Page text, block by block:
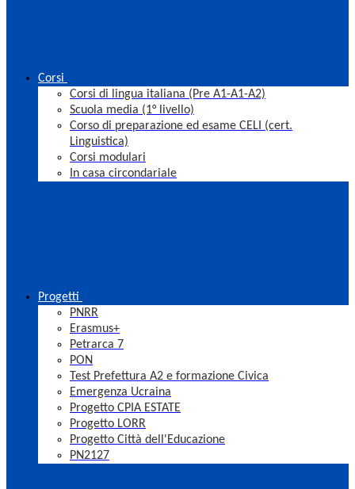
Corsi
Corsi di lingua italiana (Pre A1-A1-A2)
Scuola media (1° livello)
Corso di preparazione ed esame CELI (cert.
Linguistica)
Corsi modulari
In casa circondariale
Progetti
PNRR
Erasmus+
Petrarca 7
PON
Test Prefettura A2 e formazione Civica
Emergenza Ucraina
Progetto CPIA ESTATE
Progetto LORR
Progetto Città dell'Educazione
PN2127